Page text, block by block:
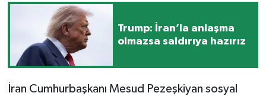
Trump: İran’la anlaşma
olmazsa saldırıya hazırız
İran Cumhurbaşkanı Mesud Pezeşkiyan sosyal